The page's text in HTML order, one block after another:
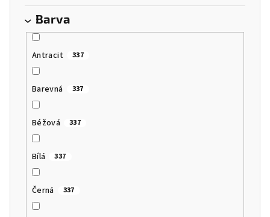
Barva
Antracit 337
Barevná 337
Béžová 337
Bílá 337
Černá 337